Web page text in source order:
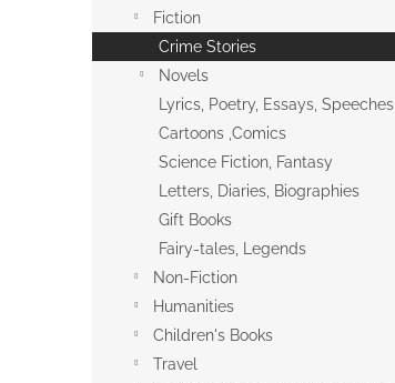
Fiction
Crime Stories
Novels
Lyrics, Poetry, Essays, Speeches
Cartoons ,Comics
Science Fiction, Fantasy
Letters, Diaries, Biographies
Gift Books
Fairy-tales, Legends
Non-Fiction
Humanities
Children's Books
Travel